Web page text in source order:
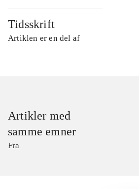
Tidsskrift
Artiklen er en del af
Artikler med
samme emner
Fra